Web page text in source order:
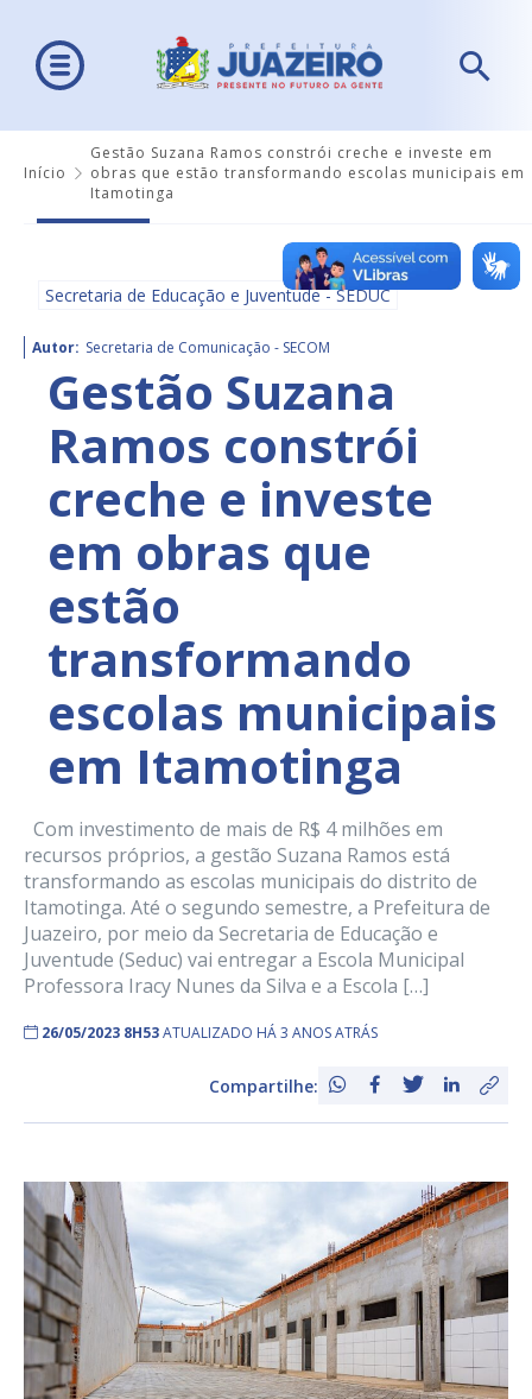
Início
Gestão Suzana Ramos constrói creche e investe em
obras que estão transformando escolas municipais em
Itamotinga
Secretaria de Educação e Juventude - SEDUC
Autor: Secretaria de Comunicação - SECOM
Gestão Suzana
Ramos constrói
creche e investe
em obras que
estão
transformando
escolas municipais
em Itamotinga
Com investimento de mais de R$ 4 milhões em
recursos próprios, a gestão Suzana Ramos está
transformando as escolas municipais do distrito de
Itamotinga. Até o segundo semestre, a Prefeitura de
Juazeiro, por meio da Secretaria de Educação e
Juventude (Seduc) vai entregar a Escola Municipal
Professora Iracy Nunes da Silva e a Escola […]
26/05/2023 8H53ATUALIZADO HÁ 3 ANOS ATRÁS
Compartilhe: